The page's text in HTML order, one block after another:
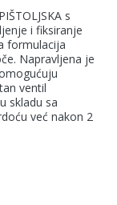
s
i fiksiranje
formulacija
Napravljena je
ventil
skladu sa
već nakon 2